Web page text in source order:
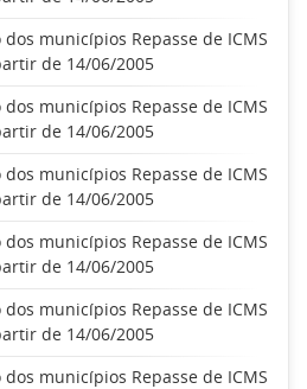
municípios Repasse de ICMS
de 14/06/2005
municípios Repasse de ICMS
de 14/06/2005
municípios Repasse de ICMS
de 14/06/2005
municípios Repasse de ICMS
de 14/06/2005
municípios Repasse de ICMS
de 14/06/2005
municípios Repasse de ICMS